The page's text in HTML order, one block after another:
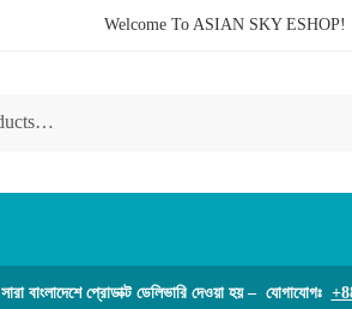
Welcome To ASIAN SKY ESHOP!
সারা বাংলাদেশে প্রোডাক্ট ডেলিভারি দেওয়া হয় – যোগাযোগঃ